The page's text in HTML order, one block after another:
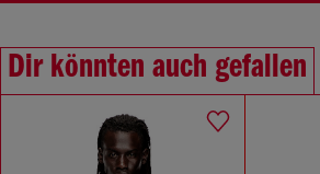
Dir könnten auch gefallen